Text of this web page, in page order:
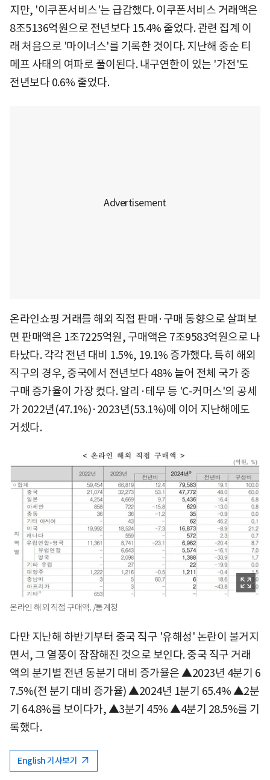
지만, '이쿠폰서비스'는 급감했다. 이쿠폰서비스 거래액은
8조5136억원으로 전년보다 15.4% 줄었다. 관련 집계 이
래 처음으로 '마이너스'를 기록한 것이다. 지난해 중순 티
메프 사태의 여파로 풀이된다. 내구연한이 있는 '가전'도
전년보다 0.6% 줄었다.
온라인쇼핑 거래를 해외 직접 판매·구매 동향으로 살펴보
면 판매액은 1조7225억원, 구매액은 7조9583억원으로 나
타났다. 각각 전년 대비 1.5%, 19.1% 증가했다. 특히 해외
직구의 경우, 중국에서 전년보다 48% 늘어 전체 국가 중
구매 증가율이 가장 컸다. 알리·테무 등 'C-커머스'의 공세
가 2022년(47.1%)·2023년(53.1%)에 이어 지난해에도
거셌다.
온라인 해외 직접 구매액. /통계청
다만 지난해 하반기부터 중국 직구 '유해성' 논란이 불거지
면서, 그 열풍이 잠잠해진 것으로 보인다. 중국 직구 거래
액의 분기별 전년 동분기 대비 증가율은 ▲2023년 4분기 6
7.5%(전 분기 대비 증가율) ▲2024년 1분기 65.4% ▲2분
기 64.8%를 보이다가, ▲3분기 45% ▲4분기 28.5%를 기
록했다.
English 기사보기